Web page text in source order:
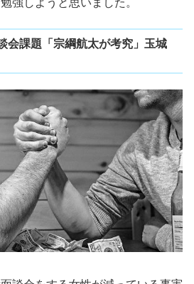
強しようと思いました。
会課題「宗綱航太が考究」玉城